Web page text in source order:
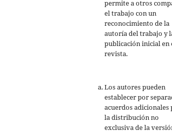
permite a otros
el trabajo con un
reconocimiento de la
autoría del trabajo y
publicación inicial en
revista.
Los autores pueden
establecer por
acuerdos adicionales
la distribución no
exclusiva de la